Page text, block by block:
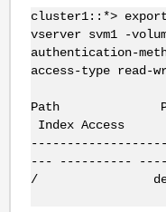
cluster1::*>
vserver svm1 -
authentication-
access-type read-
Policy
Path Policy
Index Access
--- ----------
/ default